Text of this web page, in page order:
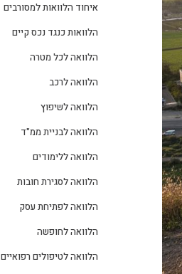
איחוד הלוואות למסורבים
הלוואות כנגד נכס קיים
הלוואה לכל מטרה
הלוואה לרכב
הלוואה לשיפוץ
הלוואה לבניית ממ"ד
הלוואה ללימודים
הלוואה לסגירת חובות
הלוואה לפתיחת עסק
הלוואה לחופשה
הלוואה לטיפולים רפואיים